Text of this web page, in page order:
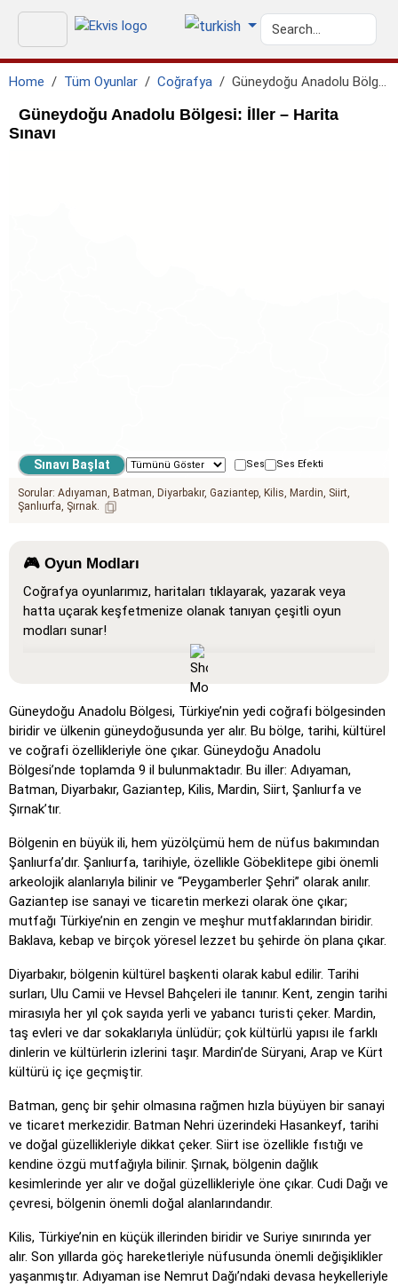
Home Tüm Oyunlar Coğrafya Güneydoğu Anadolu Bölgesi: İller
Güneydoğu Anadolu Bölgesi: İller – Harita
Sınavı
Ses Ses Efekti
Sorular: Adıyaman Batman Diyarbakır Gaziantep Kilis Mardin Siirt
Şanlıurfa Şırnak
🎮 Oyun Modları
Coğrafya oyunlarımız, haritaları tıklayarak, yazarak veya
hatta uçarak keşfetmenize olanak tanıyan çeşitli oyun
modları sunar!
: Tüm konumların haritada göründüğü,
öğrenmeyi ve alışmayı kolaylaştıran bir öğrenme modu.
Tıkla (çok kolay) : 'Tıkla' gibi çalışır, ancak fareyi bir
konumun üzerine getirdiğinizde adı görünür.
Tıkla (kolay): 'Tıkla'ya benzer, ancak üç olası konum
vurgulanarak seçim kolaylaştırılır.
Tıkla: Belirtilen konumu tam olarak tıklayın.
rengine döner.
Tıkla (sınır yok): 'Tıkla' gibi, ancak görünür sınırlar olmadan,
bu da oyunu zorlaştırır.
Tıkla (bayraklar): 'Tıkla' gibi, ancak yalnızca bayrak
gösterilir – isim yok.
Çoktan Seçmeli: Dört seçenek arasından doğru olanı
tıklayarak veya 1–4 tuşlarına basarak seçin.
Rastgele yazın: Konum adlarını rastgele sırayla yazın;
ilerledikçe haritada vurgulanırlar.
Yazma: Vurgulanan konumun adını yazın.
Uçmak: Ok tuşları veya WASD ile kontrol edin ve hızlanmak
için boşluk çubuğuna basın.
Güneydoğu Anadolu Bölgesi, Türkiye’nin yedi coğrafi bölgesinden
biridir ve ülkenin güneydoğusunda yer alır. Bu bölge, tarihi, kültürel
ve coğrafi özellikleriyle öne çıkar. Güneydoğu Anadolu
Bölgesi’nde toplamda 9 il bulunmaktadır. Bu iller: Adıyaman,
Batman, Diyarbakır, Gaziantep, Kilis, Mardin, Siirt, Şanlıurfa ve
Şırnak’tır.
Bölgenin en büyük ili, hem yüzölçümü hem de nüfus bakımından
Şanlıurfa’dır. Şanlıurfa, tarihiyle, özellikle Göbeklitepe gibi önemli
arkeolojik alanlarıyla bilinir ve “Peygamberler Şehri” olarak anılır.
Gaziantep ise sanayi ve ticaretin merkezi olarak öne çıkar;
mutfağı Türkiye’nin en zengin ve meşhur mutfaklarından biridir.
Baklava, kebap ve birçok yöresel lezzet bu şehirde ön plana çıkar.
Diyarbakır, bölgenin kültürel başkenti olarak kabul edilir. Tarihi
surları, Ulu Camii ve Hevsel Bahçeleri ile tanınır. Kent, zengin tarihi
mirasıyla her yıl çok sayıda yerli ve yabancı turisti çeker. Mardin,
taş evleri ve dar sokaklarıyla ünlüdür; çok kültürlü yapısı ile farklı
dinlerin ve kültürlerin izlerini taşır. Mardin’de Süryani, Arap ve Kürt
kültürü iç içe geçmiştir.
Batman, genç bir şehir olmasına rağmen hızla büyüyen bir sanayi
ve ticaret merkezidir. Batman Nehri üzerindeki Hasankeyf, tarihi
ve doğal güzellikleriyle dikkat çeker. Siirt ise özellikle fıstığı ve
kendine özgü mutfağıyla bilinir. Şırnak, bölgenin dağlık
kesimlerinde yer alır ve doğal güzellikleriyle öne çıkar. Cudi Dağı ve
çevresi, bölgenin önemli doğal alanlarındandır.
Kilis, Türkiye’nin en küçük illerinden biridir ve Suriye sınırında yer
alır. Son yıllarda göç hareketleriyle nüfusunda önemli değişiklikler
yaşanmıştır. Adıyaman ise Nemrut Dağı’ndaki devasa heykelleriyle